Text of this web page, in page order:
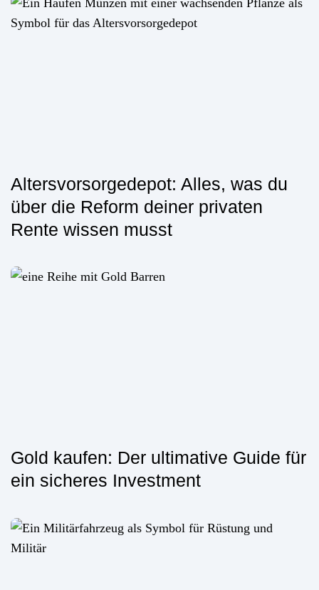
Altersvorsorgedepot: Alles, was du
über die Reform deiner privaten
Rente wissen musst
Gold kaufen: Der ultimative Guide für
ein sicheres Investment